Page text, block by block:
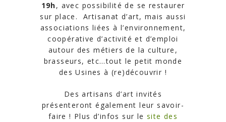
19h, avec possibilité de se restaurer
sur place. Artisanat d’art, mais aussi
associations liées à l’environnement,
coopérative d’activité et d’emploi
autour des métiers de la culture,
brasseurs, etc…tout le petit monde
des Usines à (re)découvrir !
Des artisans d’art invités
présenteront également leur savoir-
faire ! Plus d’infos sur le site des